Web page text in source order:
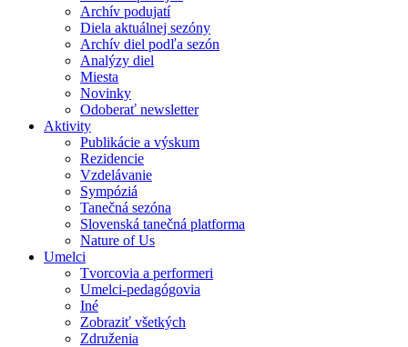
Archív podujatí
Diela aktuálnej sezóny
Archív diel podľa sezón
Analýzy diel
Miesta
Novinky
Odoberať newsletter
Aktivity
Publikácie a výskum
Rezidencie
Vzdelávanie
Sympóziá
Tanečná sezóna
Slovenská tanečná platforma
Nature of Us
Umelci
Tvorcovia a performeri
Umelci-pedagógovia
Iné
Zobraziť všetkých
Združenia